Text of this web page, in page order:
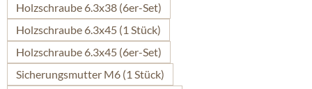
Holzschraube 6.3x38 (6er-Set)
Holzschraube 6.3x45 (1 Stück)
Holzschraube 6.3x45 (6er-Set)
Sicherungsmutter M6 (1 Stück)